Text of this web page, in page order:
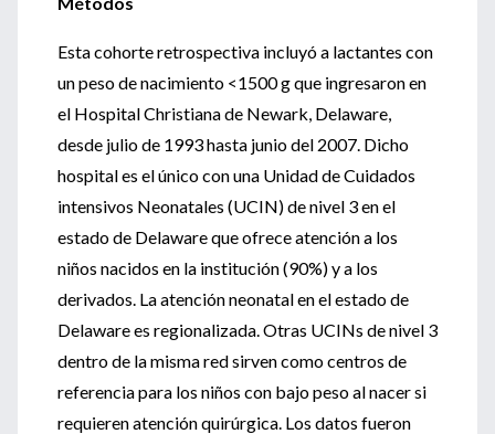
Esta cohorte retrospectiva incluyó a lactantes con
un peso de nacimiento <1500 g que ingresaron en
el Hospital Christiana de Newark, Delaware,
desde julio de 1993 hasta junio del 2007. Dicho
hospital es el único con una Unidad de Cuidados
intensivos Neonatales (UCIN) de nivel 3 en el
estado de Delaware que ofrece atención a los
niños nacidos en la institución (90%) y a los
derivados. La atención neonatal en el estado de
Delaware es regionalizada. Otras UCINs de nivel 3
dentro de la misma red sirven como centros de
referencia para los niños con bajo peso al nacer si
requieren atención quirúrgica. Los datos fueron